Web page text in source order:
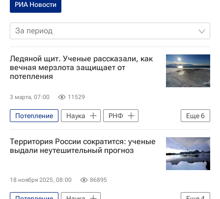
РИА Новости
За период
Ледяной щит. Ученые рассказали, как
вечная мерзлота защищает от
потепления
3 марта, 07:00 11529
Еще6
Потепление Наука
РНФ
Наука
Университетская наука
Наука и инновации
Глобальное потепление
Территория России сократится: ученые
выдали неутешительный прогноз
18 ноября 2025, 08:00 86895